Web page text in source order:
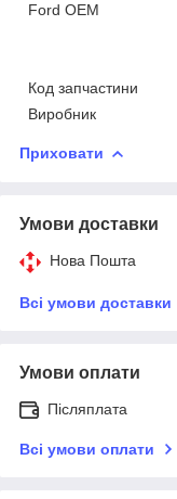
Ford OEM
Код запчастини
Виробник
Приховати
Умови доставки
Нова Пошта
Всі умови доставки
Умови оплати
Післяплата
Всі умови оплати